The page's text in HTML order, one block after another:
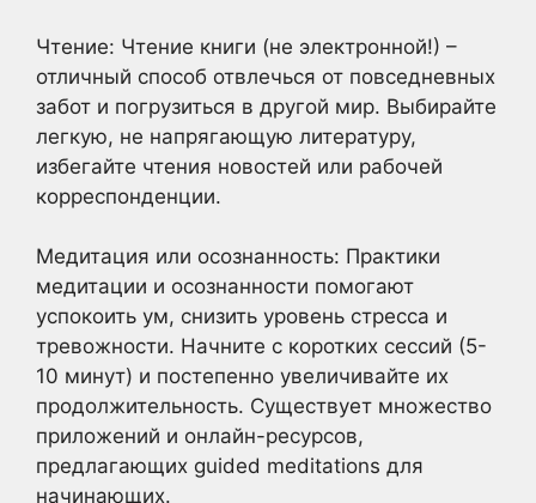
Чтение: Чтение книги (не электронной!) –
отличный способ отвлечься от повседневных
забот и погрузиться в другой мир. Выбирайте
легкую, не напрягающую литературу,
избегайте чтения новостей или рабочей
корреспонденции.
Медитация или осознанность: Практики
медитации и осознанности помогают
успокоить ум, снизить уровень стресса и
тревожности. Начните с коротких сессий (5-
10 минут) и постепенно увеличивайте их
продолжительность. Существует множество
приложений и онлайн-ресурсов,
предлагающих guided meditations для
начинающих.